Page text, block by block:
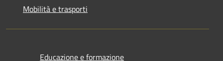
Mobilità e trasporti
Educazione e formazione